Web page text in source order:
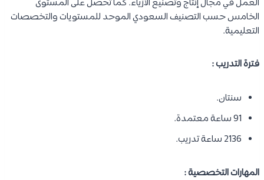
العمل في مجال إنتاج وتصنيع الأزياء. كما تحصل على المستوى
الخامس حسب التصنيف السعودي الموحد للمستويات والتخصصات
التعليمية.
فترة التدريب :
سنتان.
91 ساعة معتمدة.
2136 ساعة تدريب.
المهارات التخصصية :